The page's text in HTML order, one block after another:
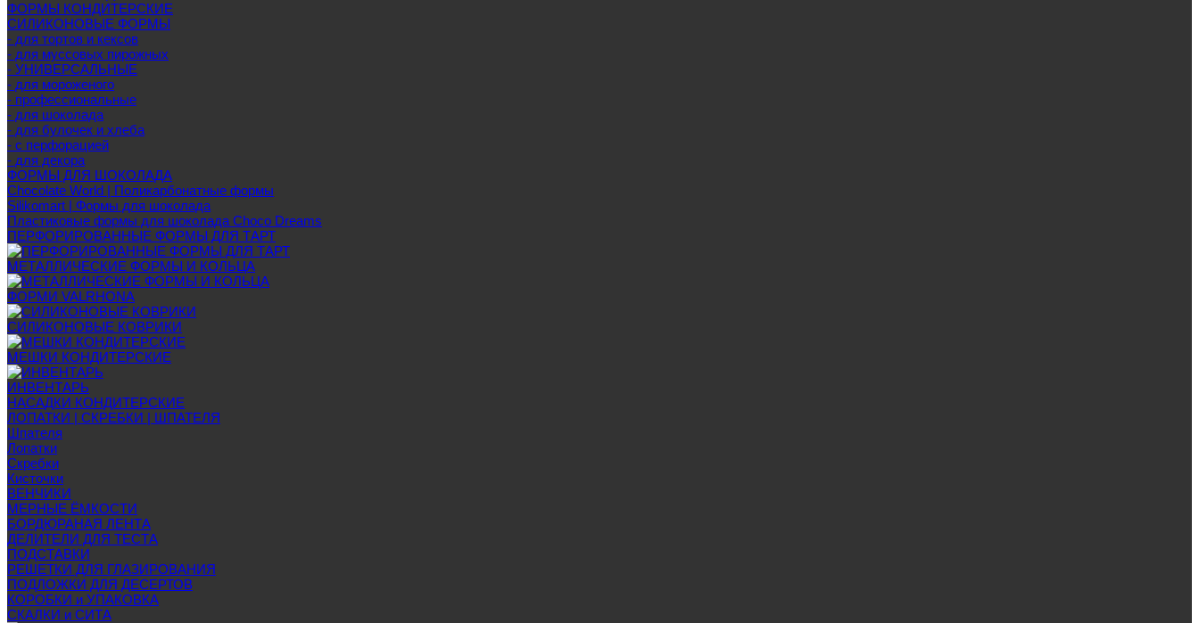
ФОРМЫ КОНДИТЕРСКИЕ
СИЛИКОНОВЫЕ ФОРМЫ
- для тортов и кексов
- для муссовых пирожных
- УНИВЕРСАЛЬНЫЕ
- для мороженого
- профессиональные
- для шоколада
- для булочек и хлеба
- с перфорацией
- для декора
ФОРМЫ ДЛЯ ШОКОЛАДА
Chocolate World | Поликарбонатные формы
Silikomart | Формы для шоколада
Пластиковые формы для шоколада Choco Dreams
ПЕРФОРИРОВАННЫЕ ФОРМЫ ДЛЯ ТАРТ
МЕТАЛЛИЧЕСКИЕ ФОРМЫ И КОЛЬЦА
ФОРМИ VALRHONA
СИЛИКОНОВЫЕ КОВРИКИ
МЕШКИ КОНДИТЕРСКИЕ
ИНВЕНТАРЬ
НАСАДКИ КОНДИТЕРСКИЕ
ЛОПАТКИ | СКРЕБКИ | ШПАТЕЛЯ
Шпателя
Лопатки
Скребки
Кисточки
ВЕНЧИКИ
МЕРНЫЕ ЁМКОСТИ
БОРДЮРАНАЯ ЛЕНТА
ДЕЛИТЕЛИ ДЛЯ ТЕСТА
ПОДСТАВКИ
РЕШЕТКИ ДЛЯ ГЛАЗИРОВАНИЯ
ПОДЛОЖКИ ДЛЯ ДЕСЕРТОВ
КОРОБКИ и УПАКОВКА
СКАЛКИ и СИТА